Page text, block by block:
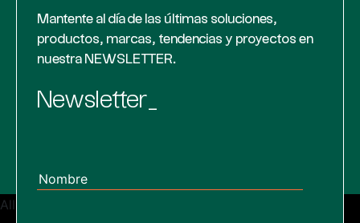
All posts
Mantente al día de las últimas soluciones,
productos, marcas, tendencias y proyectos en
nuestra NEWSLETTER.
Newsletter_